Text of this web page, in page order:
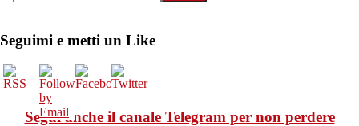
Seguimi e metti un Like
Segui anche il canale Telegram per non perdere